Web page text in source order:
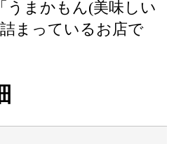
うまかもん(美味しい
まっているお店で